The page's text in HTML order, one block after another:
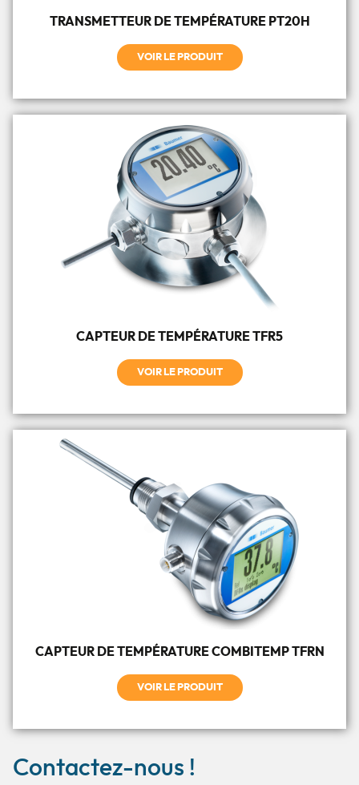
TRANSMETTEUR DE TEMPÉRATURE PT20H
VOIR LE PRODUIT
CAPTEUR DE TEMPÉRATURE TFR5
VOIR LE PRODUIT
CAPTEUR DE TEMPÉRATURE COMBITEMP TFRN
VOIR LE PRODUIT
Contactez-nous !